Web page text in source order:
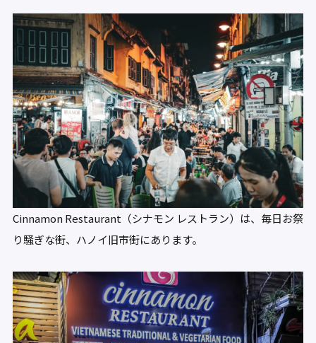
Cinnamon Restaurant（シナモン レストラン）は、毎日お祭
り騒ぎな街、ハノイ旧市街にあります。